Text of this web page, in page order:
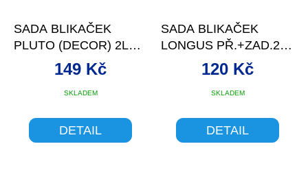
SADA BLIKAČEK
PLUTO (DECOR) 2LED
SKLADEM
149 Kč
DETAIL
SADA BLIKAČEK
LONGUS PŘ.+ZAD.2
LED/2FCE
ČERNÉ+BAT
SKLADEM
120 Kč
DETAIL